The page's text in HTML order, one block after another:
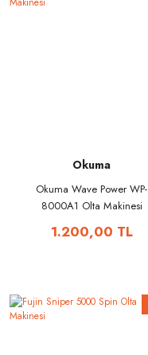
Okuma
Okuma Wave Power WP-
8000A1 Olta Makinesi
1.200,00 TL